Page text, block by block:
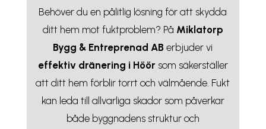
Behöver du en pålitlig lösning för att skydda
ditt hem mot fuktproblem? På Miklatorp
Bygg & Entreprenad AB erbjuder vi
effektiv dränering i Höörsom säkerställer
att ditt hem förblir torrt och välmående. Fukt
kan leda till allvarliga skador som påverkar
både byggnadens struktur och